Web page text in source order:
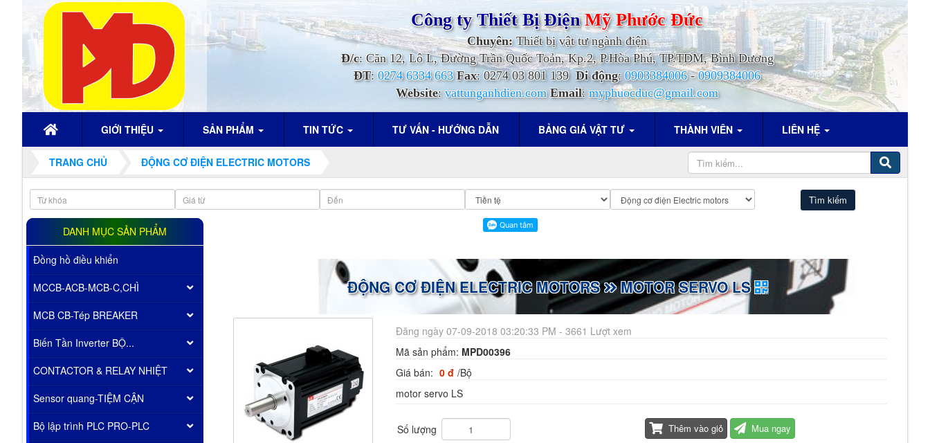
Công ty Thiết Bị ĐiệnMỹ PhướcĐức
Chuyên:Thiết bị vật tư ngành điện
Đ/c: Căn 12, Lô L, Đường Trần Quốc Toản, Kp.2, P.Hòa Phú, TP.TDM, Bình Dương
ĐT:0274 6334 663 Fax: 0274 03 801 139 Di động:0903384006-0909384006
Website:vattunganhdien.com Email:myphuocduc@gmail.com
GIỚI THIỆU SẢN PHẨM TIN TỨC TƯ VẤN - HƯỚNG DẪN BẢNG GIÁ VẬT TƯ THÀNH VIÊN LIÊN HỆ
TRANG CHỦ ĐỘNG CƠ ĐIỆN ELECTRIC MOTORS
ĐỘNG CƠ ĐIỆN ELECTRIC MOTORS MOTOR SERVO LS
Đăng ngày 07-09-2018 03:20:33 PM - 3661 Lượt xem
Mã sản phẩm: MPD00396
Giá bán: 0 đ /Bộ
motor servo LS
Số lượng Thêm vào giỏ Mua ngay
DANH MỤC SẢN PHẨM
Đồng hồ điều khiển
MCCB-ACB-MCB-C,CHÌ
MCB CB-Tép BREAKER
Biến Tần Inverter BỘ...
CONTACTOR & RELAY NHIỆT
Sensor quang-TIỆM CẬN
Bộ lập trình PLC PRO-PLC